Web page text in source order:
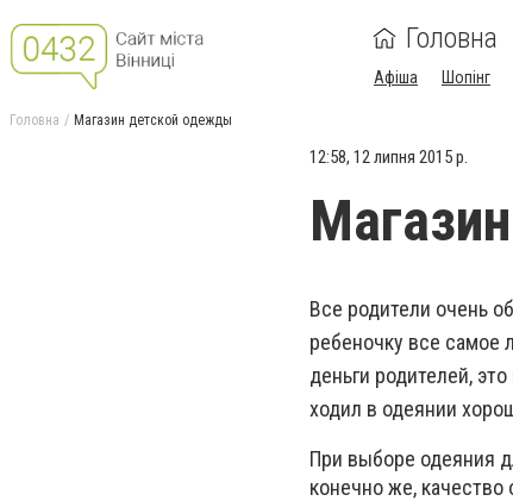
Головна
Афіша Шопінг
Головна Магазин детской одежды
12:58, 12 липня 2015 р.
Все родители очень
ребеночку все самое
деньги родителей,
ходил в одеянии
При выборе одеяния
конечно же,